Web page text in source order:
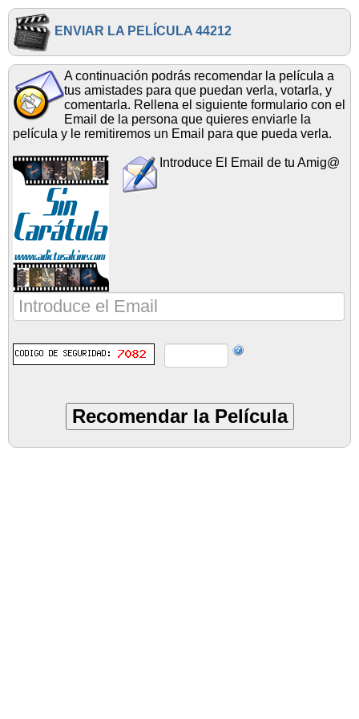
ENVIAR LA PELÍCULA 44212
A continuación podrás recomendar la película a
tus amistades para que puedan verla, votarla, y
comentarla. Rellena el siguiente formulario con el
Email de la persona que quieres enviarle la
película y le remitiremos un Email para que pueda verla.
Introduce El Email de tu Amig@